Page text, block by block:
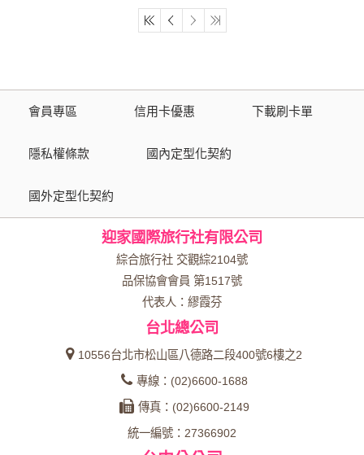
會員專區 信用卡優惠 下載刷卡單
隱私權條款 國內定型化契約
國外定型化契約
迎家國際旅行社有限公司
綜合旅行社 交觀綜2104號
品保協會會員 第1517號
代表人：繆霞芬
台北總公司
10556台北市松山區八德路二段400號6樓之2
專線：(02)6600-1688
傳真：(02)6600-2149
統一編號：27366902